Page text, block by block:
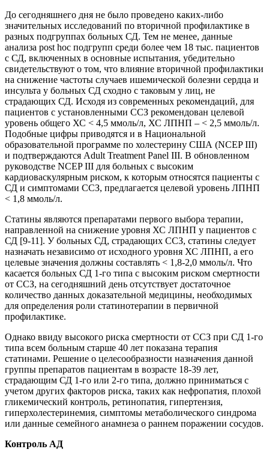
До сегодняшнего дня не было проведено каких-либо
значительных исследований по вторичной профилактике в
разных подгруппах больных СД. Тем не менее, данные
анализа post hoc подгрупп среди более чем 18 тыс. пациентов
с СД, включенных в основные испытания, убедительно
свидетельствуют о том, что влияние вторичной профилактики
на снижение частоты случаев ишемической болезни сердца и
инсульта у больных СД сходно с таковым у лиц, не
страдающих СД. Исходя из современных рекомендаций, для
пациентов с установленными ССЗ рекомендован целевой
уровень общего ХС < 4,5 ммоль/л, ХС ЛПНП – < 2,5 ммоль/л.
Подобные цифры приводятся и в Национальной
образовательной программе по холестерину США (NCEP III)
и подтверждаются Adult Treatment Panel ІІІ. В обновленном
руководстве NCEP III для больных с высоким
кардиоваскулярным риском, к которым относятся пациенты с
СД и симптомами ССЗ, предлагается целевой уровень ЛПНП
< 1,8 ммоль/л.
Статины являются препаратами первого выбора терапии,
направленной на снижение уровня ХС ЛПНП у пациентов с
СД [9-11]. У больных СД, страдающих ССЗ, статины следует
назначать независимо от исходного уровня ХС ЛПНП, а его
целевые значения должны составлять < 1,8-2,0 ммоль/л. Что
касается больных СД 1-го типа с высоким риском смертности
от ССЗ, на сегодняшний день отсутствует достаточное
количество данных доказательной медицины, необходимых
для определения роли статинотерапии в первичной
профилактике.
Однако ввиду высокого риска смертности от ССЗ при СД 1-го
типа всем больным старше 40 лет показана терапия
статинами. Решение о целесообразности назначения данной
группы препаратов пациентам в возрасте 18-39 лет,
страдающим СД 1-го или 2-го типа, должно приниматься с
учетом других факторов риска, таких как нефропатия, плохой
гликемический контроль, ретинопатия, гипертензия,
гиперхолестеринемия, симптомы метаболического синдрома
или данные семейного анамнеза о раннем поражении сосудов.
Контроль АД